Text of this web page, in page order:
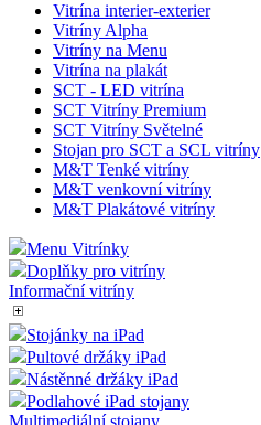
Vitrína interier-exterier
Vitríny Alpha
Vitríny na Menu
Vitrína na plakát
SCT - LED vitrína
SCT Vitríny Premium
SCT Vitríny Světelné
Stojan pro SCT a SCL vitríny
M&T Tenké vitríny
M&T venkovní vitríny
M&T Plakátové vitríny
Menu Vitrínky
Doplňky pro vitríny
Informační vitríny
Stojánky na iPad
Pultové držáky iPad
Nástěnné držáky iPad
Podlahové iPad stojany